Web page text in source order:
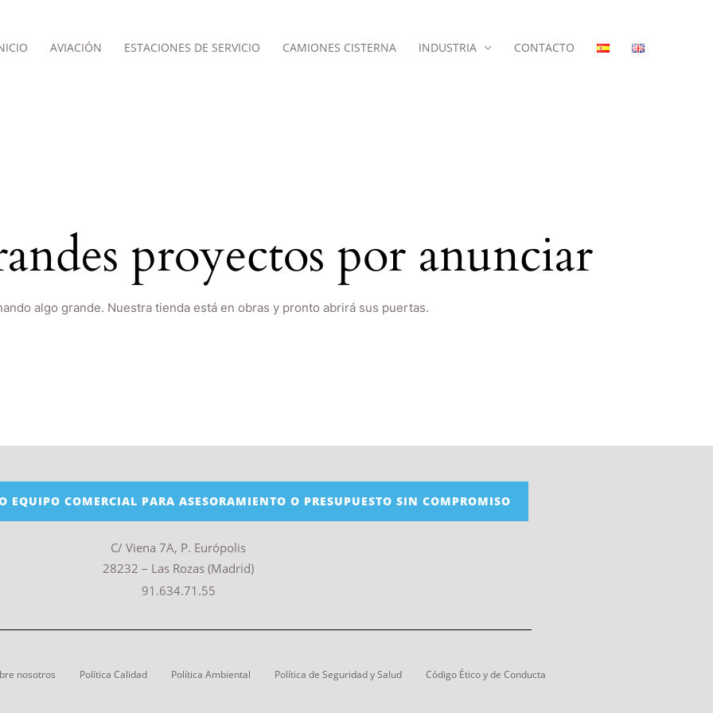
AVIACIÓN ESTACIONES DE SERVICIO CAMIONES CISTERNA INDUSTRIA CONTACTO
proyectos por anunciar
algo grande. Nuestra tienda está en obras y pronto abrirá sus puertas.
EQUIPO COMERCIAL PARA ASESORAMIENTO O PRESUPUESTO SIN COMPROMISO
C/ Viena 7A, P. Európolis
28232 – Las Rozas (Madrid)
91.634.71.55
nosotros Política Calidad Política Ambiental Política de Seguridad y Salud Código Ético y de Conducta